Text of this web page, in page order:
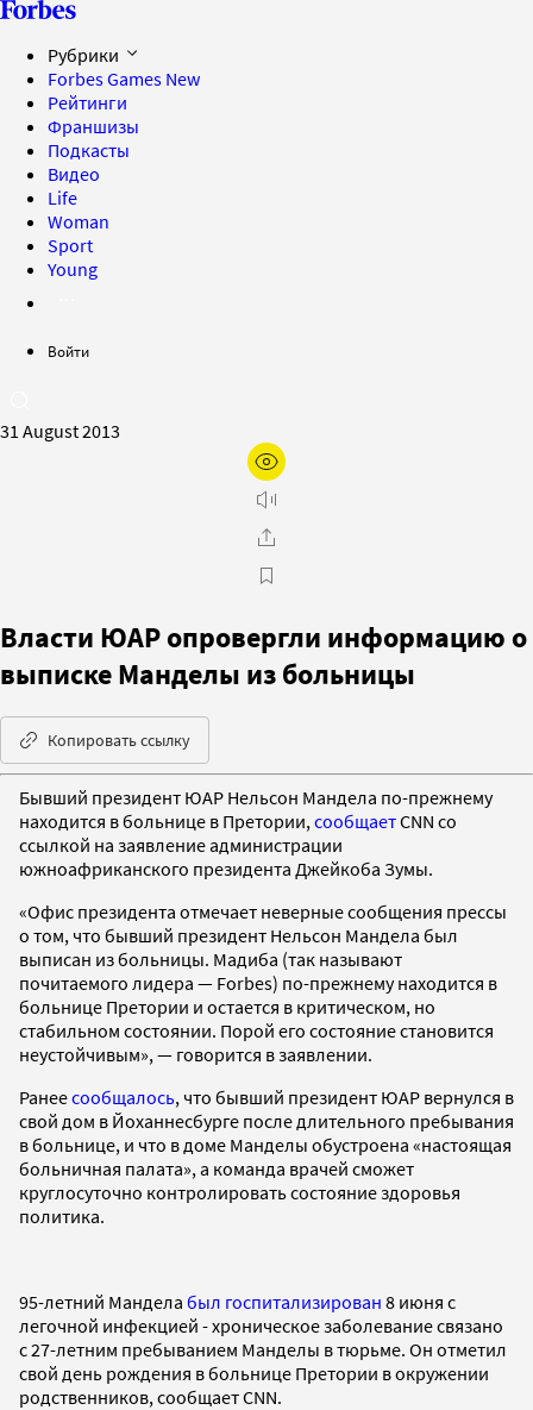
Рубрики
Forbes Games New
Рейтинги
Франшизы
Подкасты
Видео
Life
Woman
Sport
Young
Войти
31 August 2013
Власти ЮАР опровергли информацию о
выписке Манделы из больницы
Копировать ссылку
Бывший президент ЮАР Нельсон Мандела по-прежнему
находится в больнице в Претории, сообщаетCNN со
ссылкой на заявление администрации
южноафриканского президента Джейкоба Зумы.
«Офис президента отмечает неверные сообщения прессы
о том, что бывший президент Нельсон Мандела был
выписан из больницы. Мадиба (так называют
почитаемого лидера — Forbes) по-прежнему находится в
больнице Претории и остается в критическом, но
стабильном состоянии. Порой его состояние становится
неустойчивым», — говорится в заявлении.
Ранеесообщалось, что бывший президент ЮАР вернулся в
свой дом в Йоханнесбурге после длительного пребывания
в больнице, и что в доме Манделы обустроена «настоящая
больничная палата», а команда врачей сможет
круглосуточно контролировать состояние здоровья
политика.
95-летний Мандела был госпитализирован 8 июня с
легочной инфекцией - хроническое заболевание связано
с 27-летним пребыванием Манделы в тюрьме. Он отметил
свой день рождения в больнице Претории в окружении
родственников, сообщает CNN.